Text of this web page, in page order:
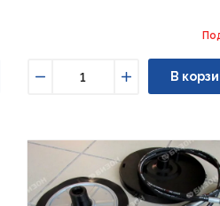
Увеличить
В